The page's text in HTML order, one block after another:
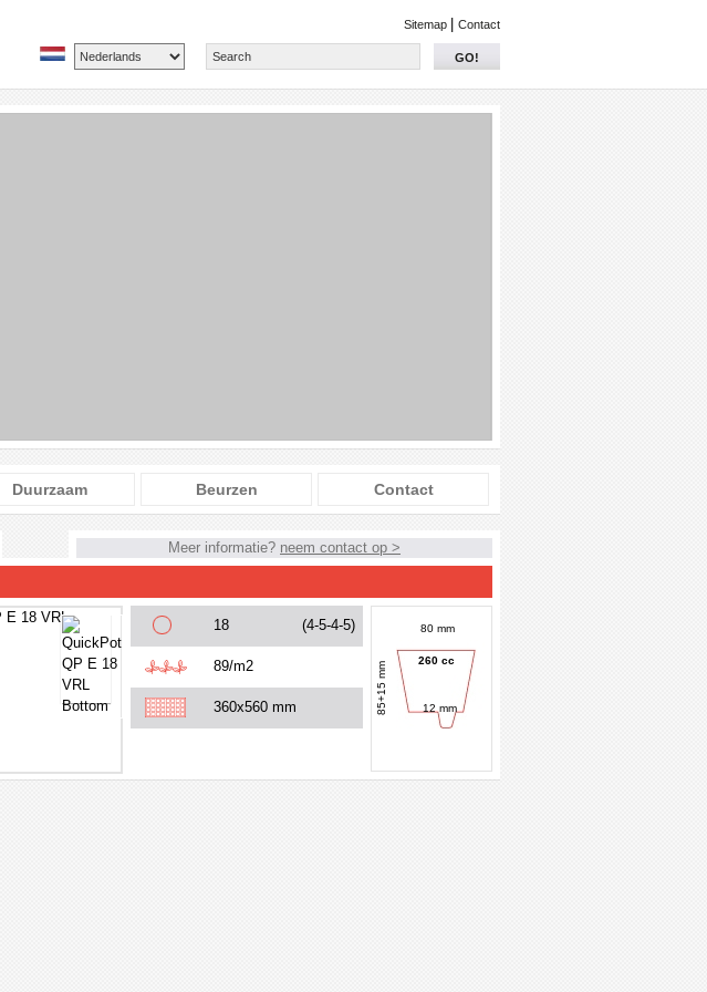
Sitemap Contact
GO!
Duurzaam Beurzen Contact
Meer informatie? neem contact op >
18 (4-5-4-5)
89/m2
360x560 mm
80 mm
85+15 mm
260 cc
12 mm